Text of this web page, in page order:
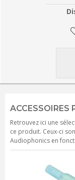
ACCESSOIRES
Retrouvez ici une
ce produit. Ceux-ci
Audiophonics en